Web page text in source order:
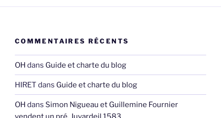
COMMENTAIRES RÉCENTS
OH dans Guide et charte du blog
HIRET dans Guide et charte du blog
OH dans Simon Nigueau et Guillemine Fournier